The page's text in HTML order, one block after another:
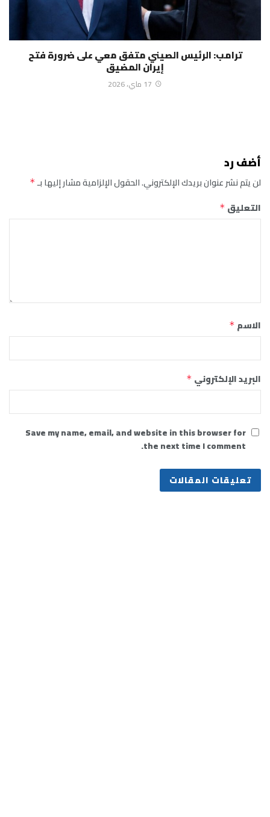
ترامب: الرئيس الصيني متفق معي على ضرورة فتح
إيران المضيق
17 ماي، 2026
أضف رد
لن يتم نشر عنوان بريدك الإلكتروني.الحقول الإلزامية مشار إليها بـ*
التعليق *
الاسم *
البريد الإلكتروني *
Save my name, email, and website in this browser for
the next time I comment.